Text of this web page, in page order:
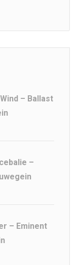
– Ballast
–
– Eminent